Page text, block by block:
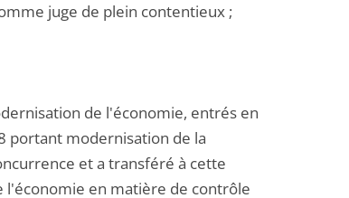
juge de plein contentieux ;
de l'économie, entrés en
portant modernisation de la
et a transféré à cette
en matière de contrôle